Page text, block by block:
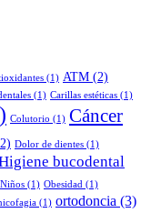
(1) ATM (2)
(1) Carillas estéticas (1)
Colutorio (1) Cáncer
Dolor de dientes (1)
bucodental
Niños (1) Obesidad (1)
(1) ortodoncia (3)